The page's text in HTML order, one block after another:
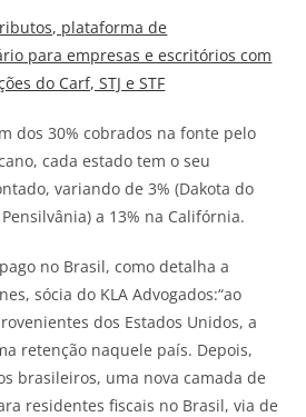
plataforma de
para empresas e escritórios com
do Carf, STJ e STF
dos 30% cobrados na fonte pelo
cada estado tem o seu
variando de 3% (Dakota do
a 13% na Califórnia.
no Brasil, como detalha a
sócia do KLA Advogados:“ao
dos Estados Unidos, a
retenção naquele país. Depois,
brasileiros, uma nova camada de
residentes fiscais no Brasil, via de